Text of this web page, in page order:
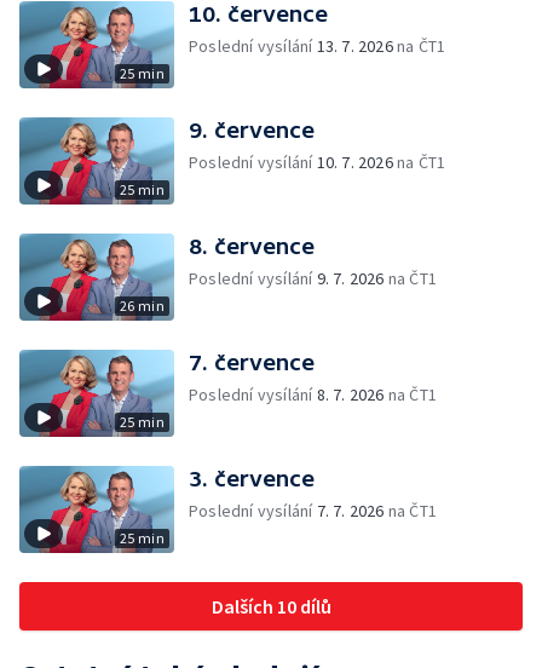
25 min
10. července
Poslední vysílání13. 7. 2026na ČT1
25 min
9. července
Poslední vysílání10. 7. 2026na ČT1
26 min
8. července
Poslední vysílání9. 7. 2026 na ČT1
25 min
7. července
Poslední vysílání8. 7. 2026 na ČT1
25 min
3. července
Poslední vysílání 7. 7. 2026 na ČT1
Dalších 10 dílů